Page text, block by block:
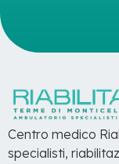
Centro medico
specialisti,